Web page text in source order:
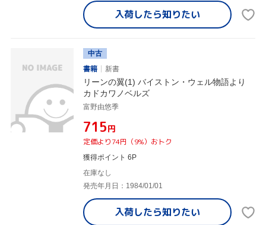
入荷したら知りたい
中古
書籍
新書
リーンの翼(1) バイストン・ウェル物語より
カドカワノベルズ
富野由悠季
¥715円
定価より74円（9%）おトク
獲得ポイント 6P
在庫なし
発売年月日：1984/01/01
入荷したら知りたい